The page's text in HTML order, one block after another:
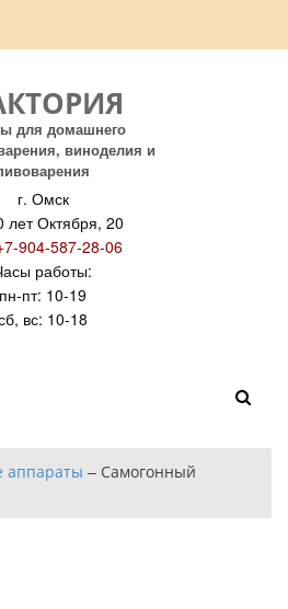
для домашнего
виноделия и
г. Омск
лет Октября, 20
904-587-28-06
работы:
пн-пт: 10-19
вс: 10-18
аппараты – Самогонный